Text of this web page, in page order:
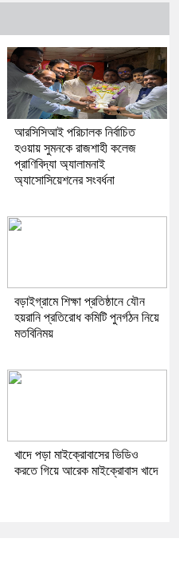
আরসিসিআই পরিচালক নির্বাচিত
হওয়ায় সুমনকে রাজশাহী কলেজ
প্রাণিবিদ্যা অ্যালামনাই
অ্যাসোসিয়েশনের সংবর্ধনা
বড়াইগ্রামে শিক্ষা প্রতিষ্ঠানে যৌন
হয়রানি প্রতিরোধ কমিটি পুনর্গঠন নিয়ে
মতবিনিময়
খাদে পড়া মাইক্রোবাসের ভিডিও
করতে গিয়ে আরেক মাইক্রোবাস খাদে